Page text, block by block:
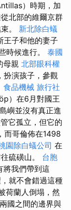
）時期，加
北部的維爾京群
。 新北除白蟻
王子和他的妻子
時候進行。 泰國
母親 北部眼科權
扮演孩子，參觀
食品機械 旅行社
）在6月對國王
嶼並沒有真正進
它孤立，但它的
而哥倫佈在1498
園除白蟻公司 在
硫磺山。 台胞
將我們帶到這
就不會錯過這種
荷蘭人倒塌，然
國之間的邊界與